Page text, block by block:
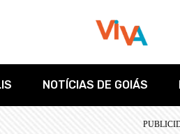
NOTÍCIAS DE GOIÁS